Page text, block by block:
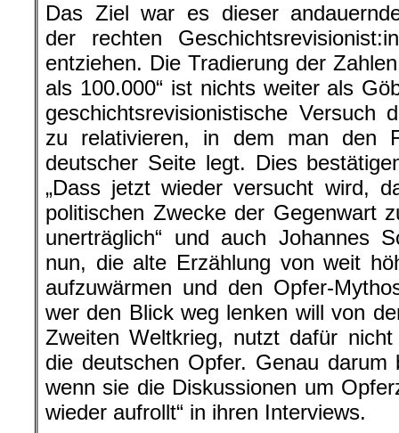
Das Ziel war es dieser
der rechten
entziehen. Die Tradierung der
als 100.000“ ist nichts weiter als
geschichtsrevisionistische Versuch
zu relativieren, in dem man den
deutscher Seite legt. Dies
„Dass jetzt wieder versucht wird,
politischen Zwecke der Gegenwart
unerträglich“ und auch Johannes
nun, die alte Erzählung von weit
aufzuwärmen und den Opfer-
wer den Blick weg lenken will von
Zweiten Weltkrieg, nutzt dafür
die deutschen Opfer. Genau
wenn sie die Diskussionen um
wieder aufrollt“ in ihren Interviews.